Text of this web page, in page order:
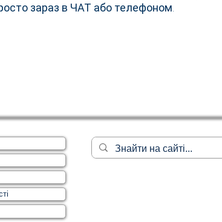
зараз в ЧАТ або телефоном.